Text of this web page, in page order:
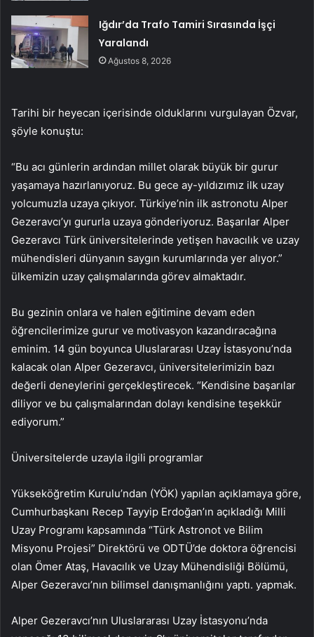
Iğdır’da Trafo Tamiri Sırasında İşçi
Yaralandı
Ağustos 8, 2026
Tarihi bir heyecan içerisinde olduklarını vurgulayan Özvar,
şöyle konuştu:
“Bu acı günlerin ardından millet olarak büyük bir gurur
yaşamaya hazırlanıyoruz. Bu gece ay-yıldızımız ilk uzay
yolcumuzla uzaya çıkıyor. Türkiye’nin ilk astronotu Alper
Gezeravcı’yı gururla uzaya gönderiyoruz. Başarılar Alper
Gezeravcı Türk üniversitelerinde yetişen havacılık ve uzay
mühendisleri dünyanın saygın kurumlarında yer alıyor.”
ülkemizin uzay çalışmalarında görev almaktadır.
Bu gezinin onlara ve halen eğitimine devam eden
öğrencilerimize gurur ve motivasyon kazandıracağına
eminim. 14 gün boyunca Uluslararası Uzay İstasyonu’nda
kalacak olan Alper Gezeravcı, üniversitelerimizin bazı
değerli deneylerini gerçekleştirecek. “Kendisine başarılar
diliyor ve bu çalışmalarından dolayı kendisine teşekkür
ediyorum.”
Üniversitelerde uzayla ilgili programlar
Yükseköğretim Kurulu’ndan (YÖK) yapılan açıklamaya göre,
Cumhurbaşkanı Recep Tayyip Erdoğan’ın açıkladığı Milli
Uzay Programı kapsamında “Türk Astronot ve Bilim
Misyonu Projesi” Direktörü ve ODTÜ’de doktora öğrencisi
olan Ömer Ataş, Havacılık ve Uzay Mühendisliği Bölümü,
Alper Gezeravcı’nın bilimsel danışmanlığını yaptı. yapmak.
Alper Gezeravcı’nın Uluslararası Uzay İstasyonu’nda